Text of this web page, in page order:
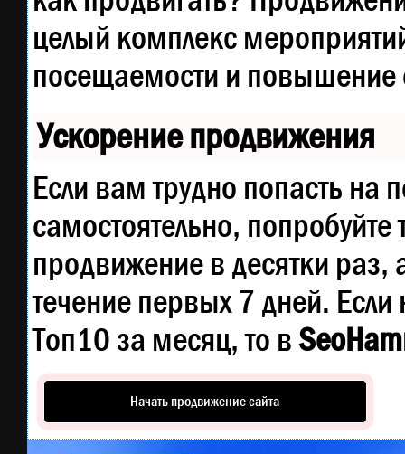
целый комплекс
посещаемости и повышение
Ускорение продвижения
Если вам трудно попасть на
самостоятельно, попробуйте
продвижение в десятки раз,
течение первых 7 дней.
Топ10 за месяц, то в
Начать продвижение сайта